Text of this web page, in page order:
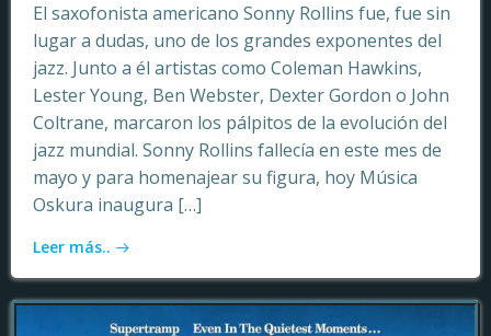
El saxofonista americano Sonny Rollins fue, fue sin
lugar a dudas, uno de los grandes exponentes del
jazz. Junto a él artistas como Coleman Hawkins,
Lester Young, Ben Webster, Dexter Gordon o John
Coltrane, marcaron los pálpitos de la evolución del
jazz mundial. Sonny Rollins fallecía en este mes de
mayo y para homenajear su figura, hoy Música
Oskura inaugura […]
Leer más..